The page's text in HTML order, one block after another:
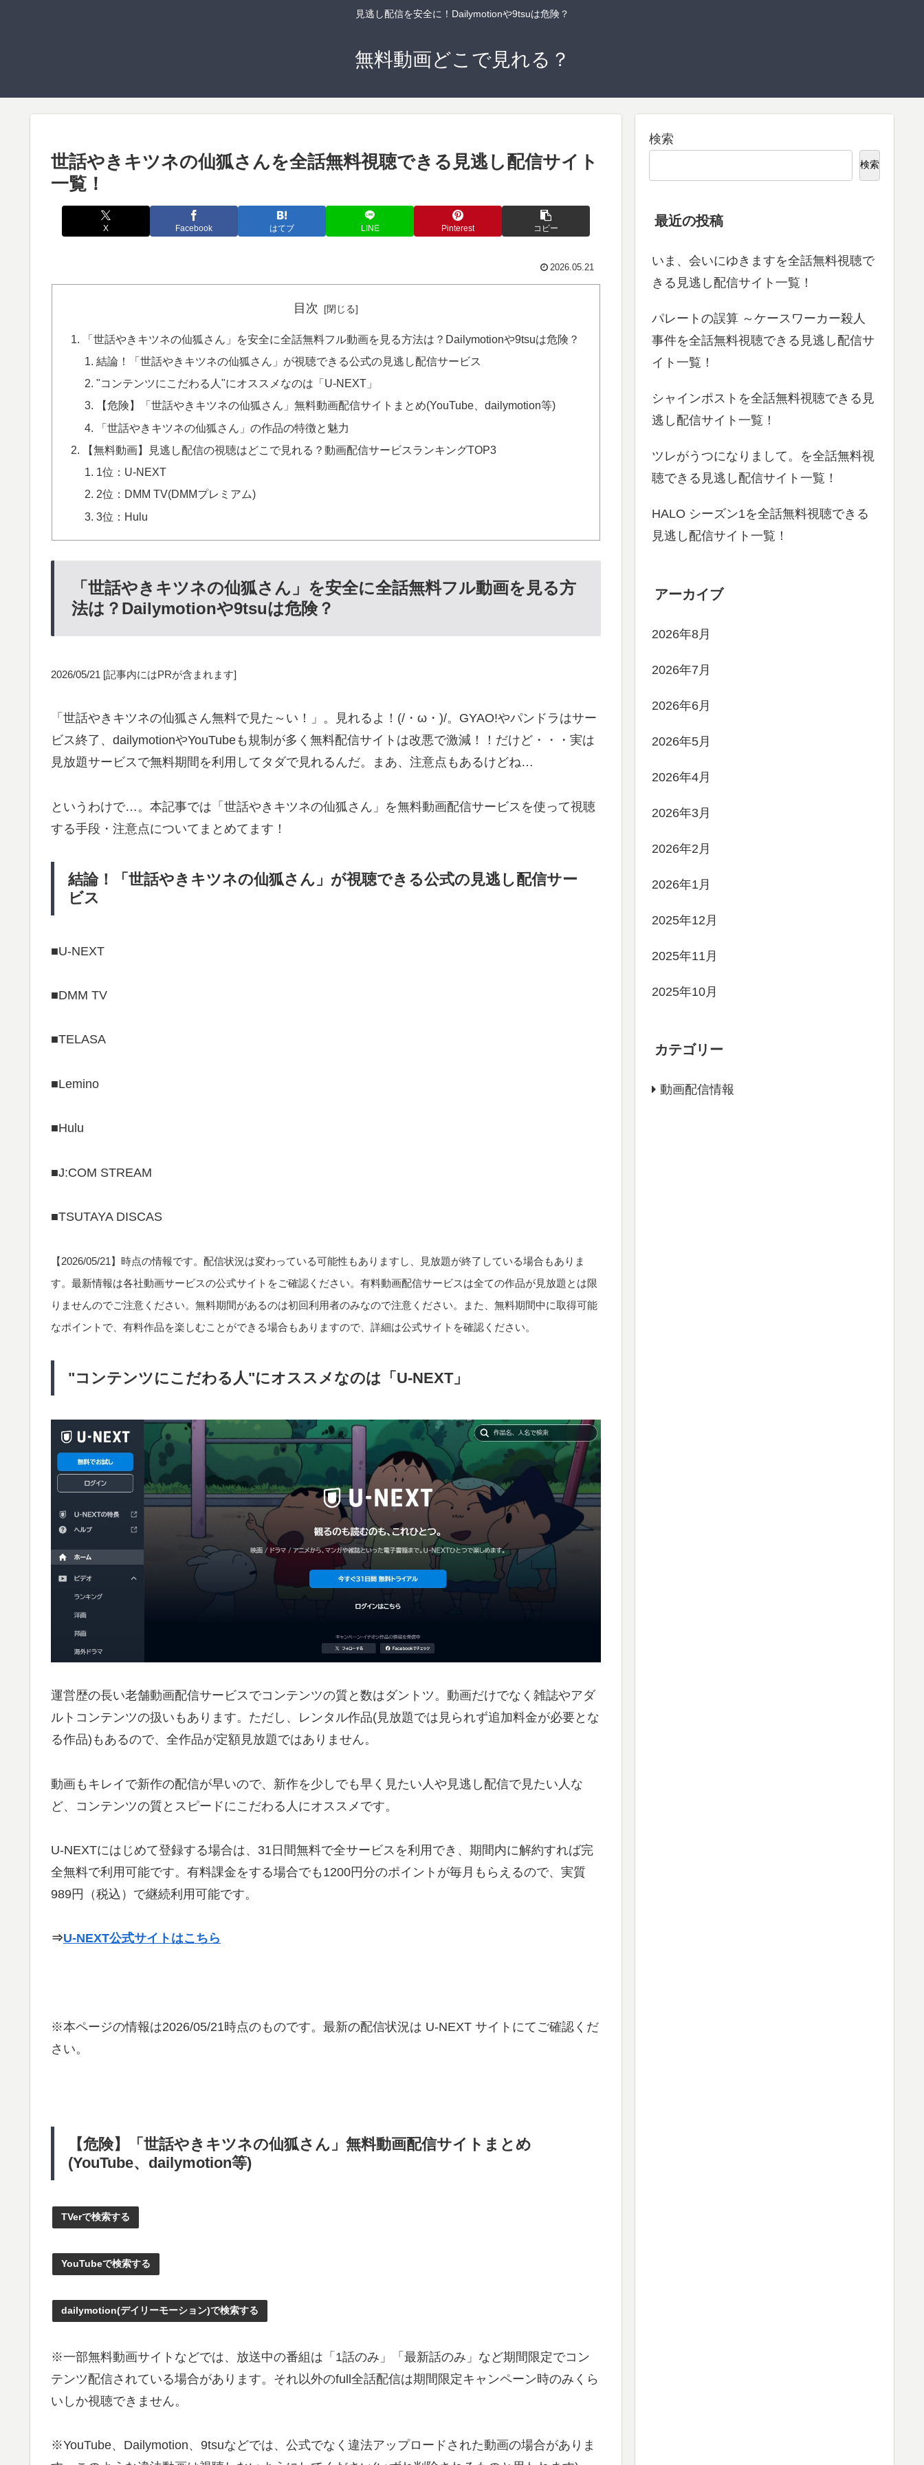
見逃し配信を安全に！Dailymotionや9tsuは危険？
無料動画どこで見れる？
世話やきキツネの仙狐さんを全話無料視聴できる見逃し配信サイト
一覧！
X Facebook はてブ LINE Pinterest コピー
2026.05.21
目次
「世話やきキツネの仙狐さん」を安全に全話無料フル動画を見る方法は？Dailymotionや9tsuは危険？
結論！「世話やきキツネの仙狐さん」が視聴できる公式の見逃し配信サービス
"コンテンツにこだわる人"にオススメなのは「U-NEXT」
【危険】「世話やきキツネの仙狐さん」無料動画配信サイトまとめ(YouTube、dailymotion等)
「世話やきキツネの仙狐さん」の作品の特徴と魅力
【無料動画】見逃し配信の視聴はどこで見れる？動画配信サービスランキングTOP3
1位：U-NEXT
2位：DMM TV(DMMプレミアム)
3位：Hulu
「世話やきキツネの仙狐さん」を安全に全話無料フル動画を見る方
法は？Dailymotionや9tsuは危険？
2026/05/21 [記事内にはPRが含まれます]
「世話やきキツネの仙狐さん無料で見た～い！」。見れるよ！(/・ω・)/。GYAO!やパンドラはサー
ビス終了、dailymotionやYouTubeも規制が多く無料配信サイトは改悪で激減！！だけど・・・実は
見放題サービスで無料期間を利用してタダで見れるんだ。まあ、注意点もあるけどね…
というわけで…。本記事では「世話やきキツネの仙狐さん」を無料動画配信サービスを使って視聴
する手段・注意点についてまとめてます！
結論！「世話やきキツネの仙狐さん」が視聴できる公式の見逃し配信サー
ビス
■U-NEXT
■DMM TV
■TELASA
■Lemino
■Hulu
■J:COM STREAM
■TSUTAYA DISCAS
【2026/05/21】時点の情報です。配信状況は変わっている可能性もありますし、見放題が終了している場合もありま
す。最新情報は各社動画サービスの公式サイトをご確認ください。有料動画配信サービスは全ての作品が見放題とは限
りませんのでご注意ください。無料期間があるのは初回利用者のみなので注意ください。また、無料期間中に取得可能
なポイントで、有料作品を楽しむことができる場合もありますので、詳細は公式サイトを確認ください。
"コンテンツにこだわる人"にオススメなのは「U-NEXT」
運営歴の長い老舗動画配信サービスでコンテンツの質と数はダントツ。動画だけでなく雑誌やアダ
ルトコンテンツの扱いもあります。ただし、レンタル作品(見放題では見られず追加料金が必要とな
る作品)もあるので、全作品が定額見放題ではありません。
動画もキレイで新作の配信が早いので、新作を少しでも早く見たい人や見逃し配信で見たい人な
ど、コンテンツの質とスピードにこだわる人にオススメです。
U-NEXTにはじめて登録する場合は、31日間無料で全サービスを利用でき、期間内に解約すれば完
全無料で利用可能です。有料課金をする場合でも1200円分のポイントが毎月もらえるので、実質
989円（税込）で継続利用可能です。
⇒U-NEXT公式サイトはこちら
※本ページの情報は2026/05/21時点のものです。最新の配信状況は U-NEXT サイトにてご確認くだ
さい。
【危険】「世話やきキツネの仙狐さん」無料動画配信サイトまとめ
(YouTube、dailymotion等)
TVerで検索する
YouTubeで検索する
dailymotion(デイリーモーション)で検索する
※一部無料動画サイトなどでは、放送中の番組は「1話のみ」「最新話のみ」など期間限定でコン
テンツ配信されている場合があります。それ以外のfull全話配信は期間限定キャンペーン時のみくら
いしか視聴できません。
※YouTube、Dailymotion、9tsuなどでは、公式でなく違法アップロードされた動画の場合がありま
検索
検索
最近の投稿
いま、会いにゆきますを全話無料視聴で
きる見逃し配信サイト一覧！
パレートの誤算 ～ケースワーカー殺人
事件を全話無料視聴できる見逃し配信サ
イト一覧！
シャインポストを全話無料視聴できる見
逃し配信サイト一覧！
ツレがうつになりまして。を全話無料視
聴できる見逃し配信サイト一覧！
HALO シーズン1を全話無料視聴できる
見逃し配信サイト一覧！
アーカイブ
2026年8月
2026年7月
2026年6月
2026年5月
2026年4月
2026年3月
2026年2月
2026年1月
2025年12月
2025年11月
2025年10月
カテゴリー
動画配信情報